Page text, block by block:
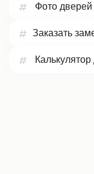
Фото дверей
Заказать